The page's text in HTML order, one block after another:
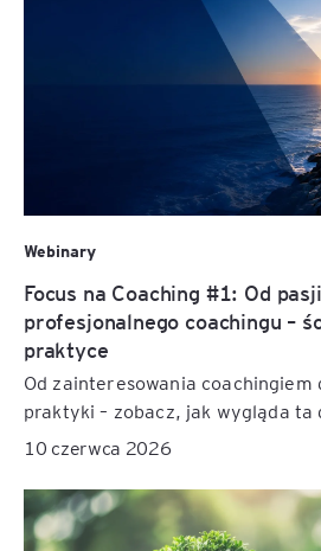
Webinary
Focus na Coaching #1: Od
profesjonalnego coachingu –
praktyce
Od zainteresowania
praktyki – zobacz, jak wygląda
10 czerwca 2026